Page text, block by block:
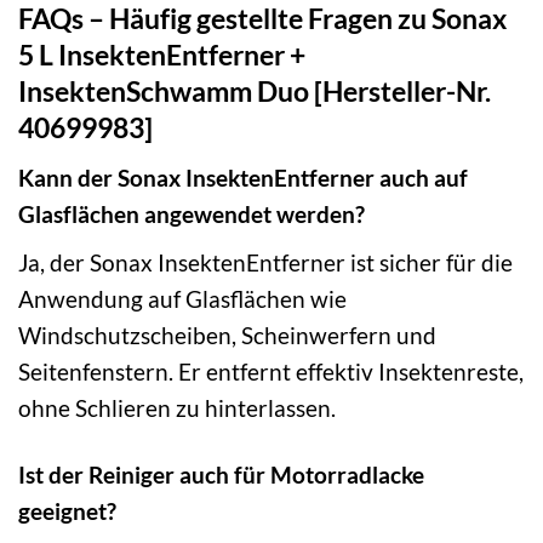
FAQs – Häufig gestellte Fragen zu Sonax
5 L InsektenEntferner +
InsektenSchwamm Duo [Hersteller-Nr.
40699983]
Kann der Sonax InsektenEntferner auch auf
Glasflächen angewendet werden?
Ja, der Sonax InsektenEntferner ist sicher für die
Anwendung auf Glasflächen wie
Windschutzscheiben, Scheinwerfern und
Seitenfenstern. Er entfernt effektiv Insektenreste,
ohne Schlieren zu hinterlassen.
Ist der Reiniger auch für Motorradlacke
geeignet?